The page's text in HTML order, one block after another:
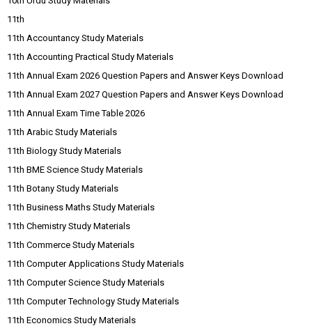
11th
11th Accountancy Study Materials
11th Accounting Practical Study Materials
11th Annual Exam 2026 Question Papers and Answer Keys Download
11th Annual Exam 2027 Question Papers and Answer Keys Download
11th Annual Exam Time Table 2026
11th Arabic Study Materials
11th Biology Study Materials
11th BME Science Study Materials
11th Botany Study Materials
11th Business Maths Study Materials
11th Chemistry Study Materials
11th Commerce Study Materials
11th Computer Applications Study Materials
11th Computer Science Study Materials
11th Computer Technology Study Materials
11th Economics Study Materials